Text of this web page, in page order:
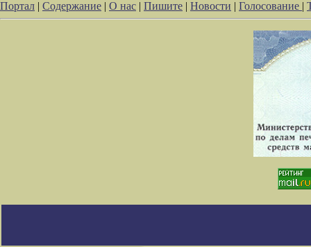
Портал | Содержание | О нас | Пишите | Новости | Голосование |